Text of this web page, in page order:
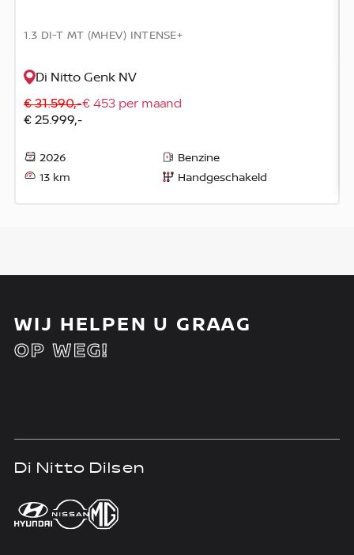
1.3 DI-T MT (MHEV) INTENSE+
Di Nitto Genk NV
€ 31.590,-
€ 25.999,-
€ 453 per maand
2026
Benzine
13 km
Handgeschakeld
WIJ HELPEN U GRAAG
OP WEG!
Di Nitto Dilsen